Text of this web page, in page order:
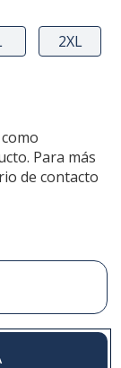
2XL
Para más
de contacto